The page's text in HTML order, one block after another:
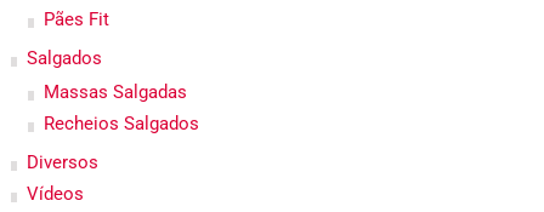
Pães Fit
Salgados
Massas Salgadas
Recheios Salgados
Diversos
Vídeos